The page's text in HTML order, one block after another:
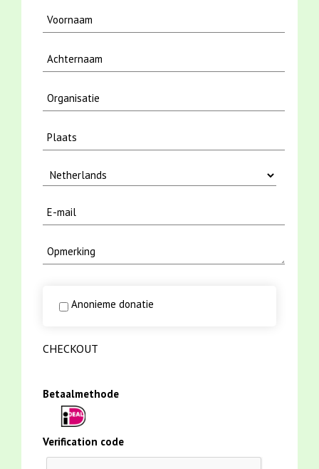
Anonieme donatie
CHECKOUT
Betaalmethode
Verification code